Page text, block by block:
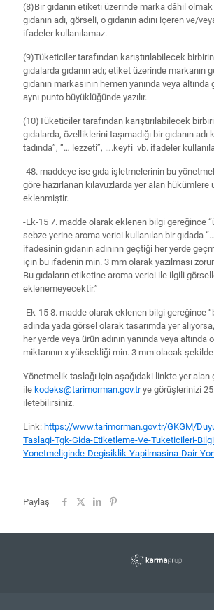
(8)Bir gıdanın etiketi üzerinde marka dâhil
gıdanın adı, görseli, o gıdanın adını içeren ve/
ifadeler kullanılamaz.
(9)Tüketiciler tarafından karıştırılabilecek
gıdalarda gıdanın adı; etiket üzerinde markanın
gıdanın markasının hemen yanında veya altında
aynı punto büyüklüğünde yazılır.
(10)Tüketiciler tarafından karıştırılabilecek
gıdalarda, özelliklerini taşımadığı bir gıdanın adı
tadında”, “… lezzeti”, ….keyfi vb. ifadeler
-48. maddeye ise gıda işletmelerinin bu
göre hazırlanan kılavuzlarda yer alan hükümlere
eklenmiştir.
-Ek-15 7. madde olarak eklenen bilgi gereğince
sebze yerine aroma verici kullanılan bir gıdada
ifadesinin gıdanın adınınn geçtiği her yerde
için bu ifadenin min. 3 mm olarak yazılması
Bu gıdaların etiketine aroma verici ile ilgili
eklenemeyecektir.”
-Ek-15 8. madde olarak eklenen bilgi gereğince
adında yada görsel olarak tasarımda yer
her yerde veya ürün adının yanında veya altında
miktarının x yüksekliği min. 3 mm olacak şekilde
Yönetmelik taslağı için aşağıdaki linkte yer alan
ile kodeks@tarimorman.gov.trye görüşlerinizi
iletebilirsiniz.
Link: https://www.tarimorman.gov.tr/GKGM/
Taslagi-Tgk-Gida-Etiketleme-Ve-Tuketicileri-
Yonetmeliginde-Degisiklik-Yapilmasina-Dair-
Paylaş